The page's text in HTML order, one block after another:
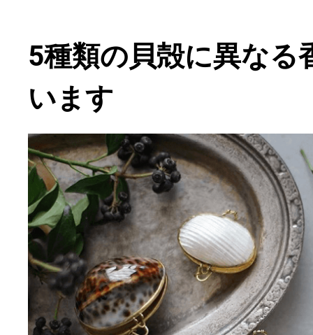
5種類の貝殻に異なる
います